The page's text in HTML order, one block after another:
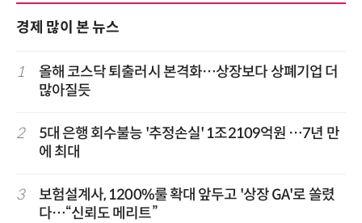
경제 많이 본 뉴스
1
올해 코스닥 퇴출러시 본격화…상장보다 상폐기업 더
많아질듯
2
5대 은행 회수불능 '추정손실' 1조2109억원 …7년 만
에 최대
3
보험설계사, 1200%룰 확대 앞두고 '상장 GA'로 쏠렸
다…“신뢰도 메리트”